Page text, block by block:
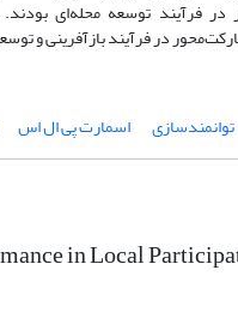
در فرآیند توسعه محله‌ای بودند.
در فرآیند بازآفرینی و
توانمندسازی اسمارت پی ال اس
in Local